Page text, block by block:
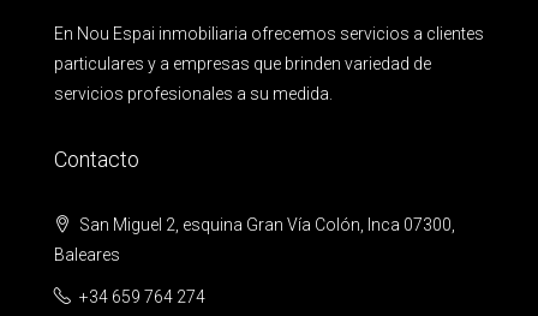
En Nou Espai inmobiliaria ofrecemos servicios a clientes
particulares y a empresas que brinden variedad de
servicios profesionales a su medida.
Contacto
San Miguel 2, esquina Gran Vía Colón, Inca 07300,
Baleares
+34 659 764 274